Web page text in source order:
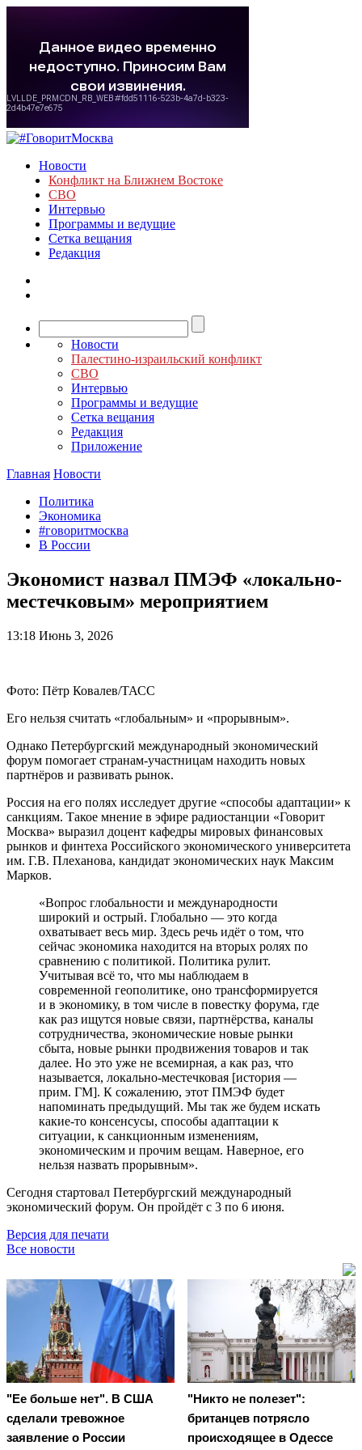
Новости
Конфликт на Ближнем Востоке
СВО
Интервью
Программы и ведущие
Сетка вещания
Редакция
Новости
Палестино-израильский конфликт
СВО
Интервью
Программы и ведущие
Сетка вещания
Редакция
Приложение
Главная Новости
Политика
Экономика
#говоритмосква
В России
Экономист назвал ПМЭФ «локально-
местечковым» мероприятием
13:18 Июнь 3, 2026
Фото: Пётр Ковалев/ТАСС
Его нельзя считать «глобальным» и «прорывным».
Однако Петербургский международный экономический
форум помогает странам-участницам находить новых
партнёров и развивать рынок.
Россия на его полях исследует другие «способы адаптации» к
санкциям. Такое мнение в эфире радиостанции «Говорит
Москва» выразил доцент кафедры мировых финансовых
рынков и финтеха Российского экономического университета
им. Г.В. Плеханова, кандидат экономических наук Максим
Марков.
«Вопрос глобальности и международности
широкий и острый. Глобально — это когда
охватывает весь мир. Здесь речь идёт о том, что
сейчас экономика находится на вторых ролях по
сравнению с политикой. Политика рулит.
Учитывая всё то, что мы наблюдаем в
современной геополитике, оно трансформируется
и в экономику, в том числе в повестку форума, где
как раз ищутся новые связи, партнёрства, каналы
сотрудничества, экономические новые рынки
сбыта, новые рынки продвижения товаров и так
далее. Но это уже не всемирная, а как раз, что
называется, локально-местечковая [история —
прим. ГМ]. К сожалению, этот ПМЭФ будет
напоминать предыдущий. Мы так же будем искать
какие-то консенсусы, способы адаптации к
ситуации, к санкционным изменениям,
экономическим и прочим вещам. Наверное, его
нельзя назвать прорывным».
Сегодня стартовал Петербургский международный
экономический форум. Он пройдёт с 3 по 6 июня.
Версия для печати
Все новости
"Ее больше нет". В США
сделали тревожное
заявление о России
"Никто не полезет":
британцев потрясло
происходящее в Одессе